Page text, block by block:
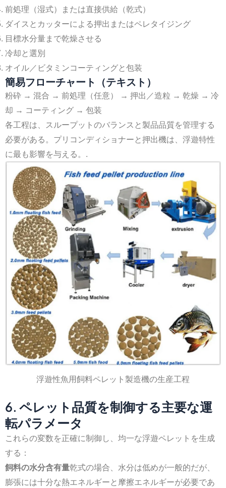
前処理（湿式）または直接供給（乾式）
ダイスとカッターによる押出またはペレタイジング
目標水分量まで乾燥させる
冷却と選別
オイル／ビタミンコーティングと包装
簡易フローチャート（テキスト）
粉砕 → 混合 → 前処理（任意） → 押出／造粒 → 乾燥 → 冷
却 → コーティング → 包装
各工程は、スループットのバランスと製品品質を管理する
必要がある。プリコンディショナーと押出機は、浮遊特性
に最も影響を与える。.
浮遊性魚用飼料ペレット製造機の生産工程
6. ペレット品質を制御する主要な運
転パラメータ
これらの変数を正確に制御し、均一な浮遊ペレットを生成
する：
飼料の水分含有量乾式の場合、水分は低めが一般的だが、
膨張には十分な熱エネルギーと摩擦エネルギーが必要であ